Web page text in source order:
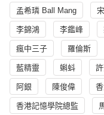
孟希璘 Ball Mang
李錦鴻 李鑑峰
瘋中三子 羅倫斯
藍精靈 蝌蚪
阿銀 陳俊偉
香港記憶學院總監